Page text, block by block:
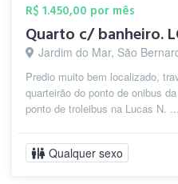
R$ 1.450,00 por mês
Jardim do Mar, São
Predio muito bem localizado,
quarteirão do ponto de onibus
ponto de troleibus na Lucas N. ...
Qualquer sexo